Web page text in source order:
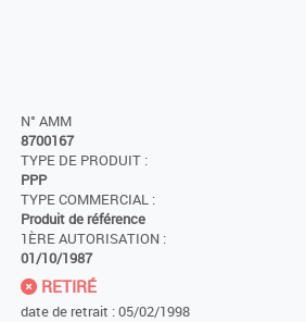
N° AMM
8700167
TYPE DE PRODUIT :
PPP
TYPE COMMERCIAL :
Produit de référence
1ÈRE AUTORISATION :
01/10/1987
RETIRÉ
date de retrait : 05/02/1998